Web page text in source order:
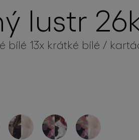
lustr
bílé 13x krátké bílé /